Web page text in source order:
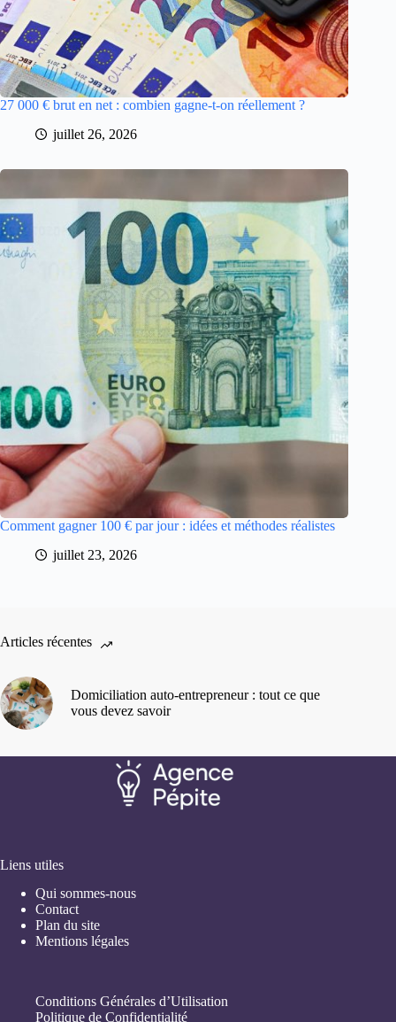
27 000 € brut en net : combien gagne-t-on réellement ?
juillet 26, 2026
Comment gagner 100 € par jour : idées et méthodes réalistes
juillet 23, 2026
Articles récentes
Domiciliation auto-entrepreneur : tout ce que
vous devez savoir
Liens utiles
Qui sommes-nous
Contact
Plan du site
Mentions légales
Conditions Générales d’Utilisation
Politique de Confidentialité